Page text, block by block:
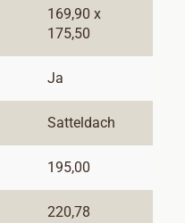
169,90 x
175,50
Ja
Satteldach
195,00
220,78